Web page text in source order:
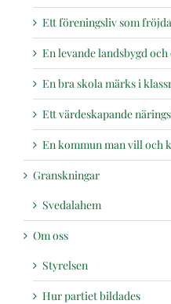
Ett föreningsliv som
En levande landsbygd
En bra skola märks i
Ett värdeskapande
En kommun man vill och
Granskningar
Svedalahem
Om oss
Styrelsen
Hur partiet bildades